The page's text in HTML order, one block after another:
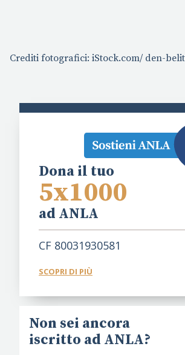
Crediti fotografici: iStock.com/ den-
Dona il tuo
5x1000
ad ANLA
CF 80031930581
SCOPRI DI PIÙ
Non sei ancora
iscritto ad ANLA?